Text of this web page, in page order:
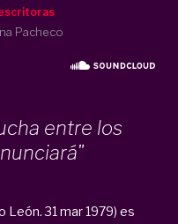
Pacheco
entre los
31 mar 1979) es